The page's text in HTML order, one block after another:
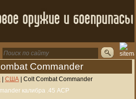
Commander
| США | Colt Combat Commander